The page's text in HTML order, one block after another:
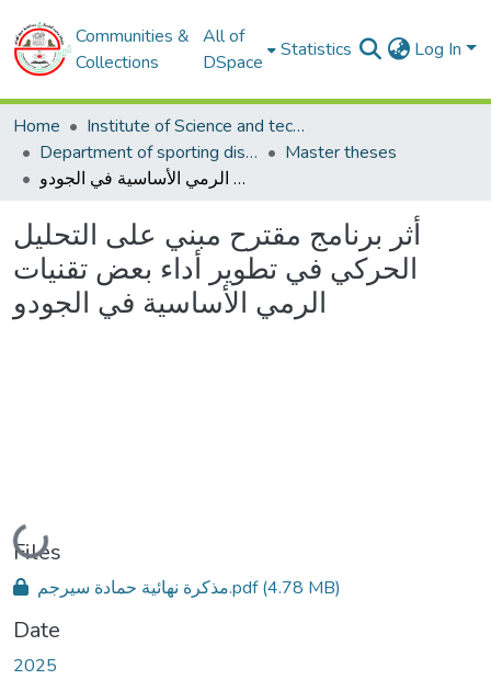
Communities &
Collections
All of
DSpace
Statistics Log In
Home
Institute of Science and techniques of physical and sporting activities
Department of sporting disciplines
Master theses
أثر برنامج مقترح مبني على التحليل الحركي في تطوير أداء بعض تقنيات الرمي الأساسية في الجودو
أثر برنامج مقترح مبني على التحليل
الحركي في تطوير أداء بعض تقنيات
الرمي الأساسية في الجودو
Loading...
Files
مذكرة نهائية حمادة سيرجم.pdf(4.78 MB)
Date
2025